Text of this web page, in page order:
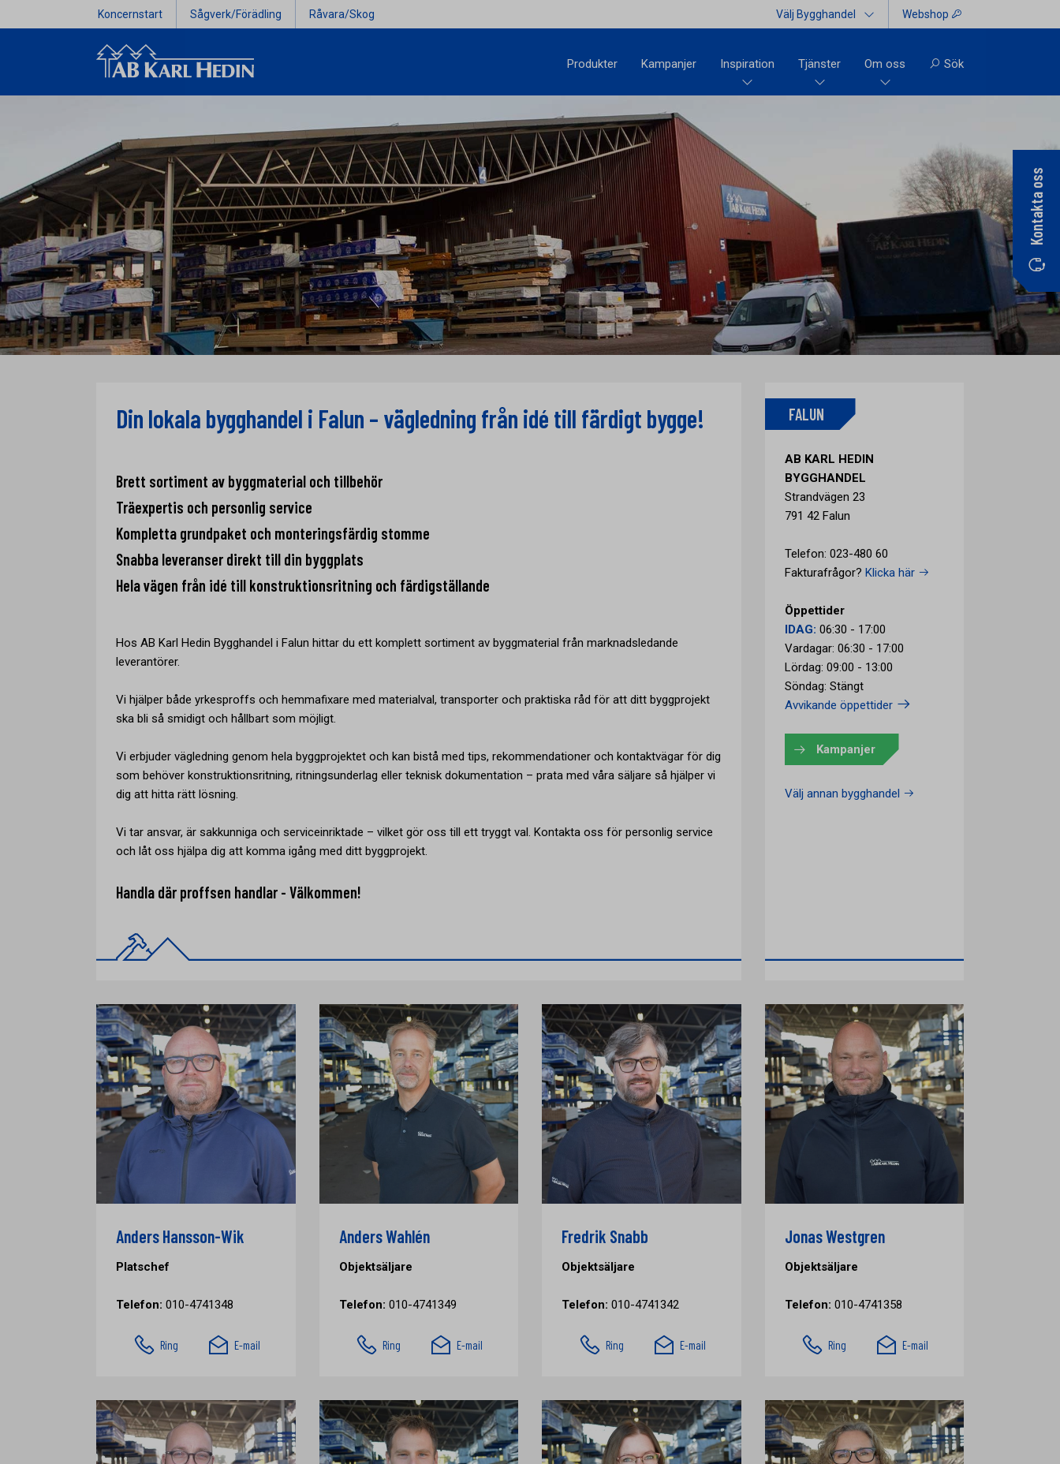
Koncernstart Sågverk/Förädling Råvara/Skog Välj Bygghandel Webshop
Produkter Kampanjer Inspiration Tjänster Om oss Sök
Kontakta oss
Din lokala bygghandel i Falun – vägledning från idé till färdigt bygge!
Brett sortiment av byggmaterial och tillbehör
Träexpertis och personlig service
Kompletta grundpaket och monteringsfärdig stomme
Snabba leveranser direkt till din byggplats
Hela vägen från idé till konstruktionsritning och färdigställande
Hos AB Karl Hedin Bygghandel i Falun hittar du ett komplett sortiment av byggmaterial från marknadsledande
leverantörer.
Vi hjälper både yrkesproffs och hemmafixare med materialval, transporter och praktiska råd för att ditt byggprojekt
ska bli så smidigt och hållbart som möjligt.
Vi erbjuder vägledning genom hela byggprojektet och kan bistå med tips, rekommendationer och kontaktvägar för dig
som behöver konstruktionsritning, ritningsunderlag eller teknisk dokumentation – prata med våra säljare så hjälper vi
dig att hitta rätt lösning.
Vi tar ansvar, är sakkunniga och serviceinriktade – vilket gör oss till ett tryggt val. Kontakta oss för personlig service
och låt oss hjälpa dig att komma igång med ditt byggprojekt.
Handla där proffsen handlar - Välkommen!
FALUN
AB KARL HEDIN
BYGGHANDEL
Strandvägen 23
791 42 Falun
Telefon: 023-480 60
Fakturafrågor? Klicka här
Öppettider
IDAG: 06:30 - 17:00
Vardagar: 06:30 - 17:00
Lördag: 09:00 - 13:00
Söndag: Stängt
Avvikande öppettider
Kampanjer
Välj annan bygghandel
Anders Hansson-Wik
Platschef
Telefon: 010-4741348
Ring E-mail
Anders Wahlén
Objektsäljare
Telefon: 010-4741349
Ring E-mail
Fredrik Snabb
Objektsäljare
Telefon: 010-4741342
Ring E-mail
Jonas Westgren
Objektsäljare
Telefon: 010-4741358
Ring E-mail